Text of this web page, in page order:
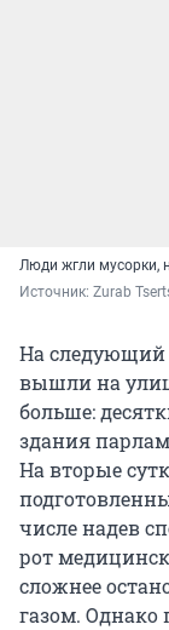
Люди жгли мусорки,
Источник: Zurab
На следующий
вышли на
больше:
здания
На вторые
числе надев
рот
сложнее
газом. Однако